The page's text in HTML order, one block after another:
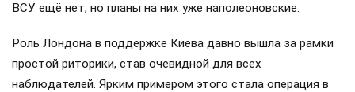
ВСУ ещё нет, но планы на них уже наполеоновские.
Роль Лондона в поддержке Киева давно вышла за рамки
простой риторики, став очевидной для всех
наблюдателей. Ярким примером этого стала операция в